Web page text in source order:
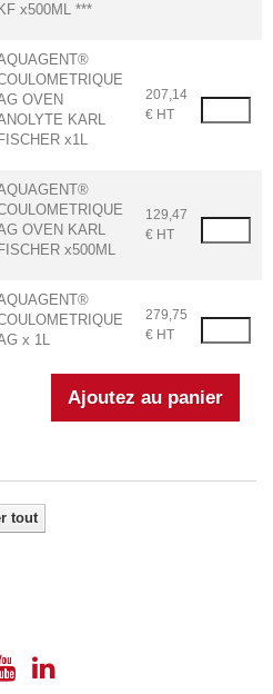
KF x500ML ***
OVEN
KARL
FISCHER x1L
207,14
€ HT
OVEN KARL
FISCHER x500ML
129,47
€ HT
x 1L
279,75
€ HT
tout